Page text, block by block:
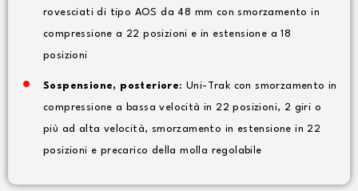
rovesciati di tipo AOS da 48 mm con smorzamento in
compressione a 22 posizioni e in estensione a 18
posizioni
Sospensione, posteriore: Uni-Trak con smorzamento in
compressione a bassa velocità in 22 posizioni, 2 giri o
più ad alta velocità, smorzamento in estensione in 22
posizioni e precarico della molla regolabile